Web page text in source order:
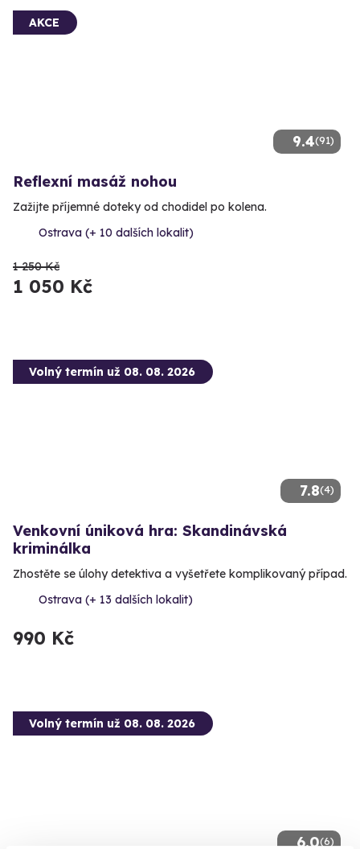
9.4(91)
AKCE
Reflexní masáž nohou
Zažijte příjemné doteky od chodidel po kolena.
Ostrava (+ 10 dalších lokalit)
1 250 Kč
1 050 Kč
7.8(4)
Volný termín už 08. 08. 2026
Venkovní úniková hra: Skandinávská
kriminálka
Zhostěte se úlohy detektiva a vyšetřete komplikovaný případ.
Ostrava (+ 13 dalších lokalit)
990 Kč
6.0(6)
Volný termín už 08. 08. 2026